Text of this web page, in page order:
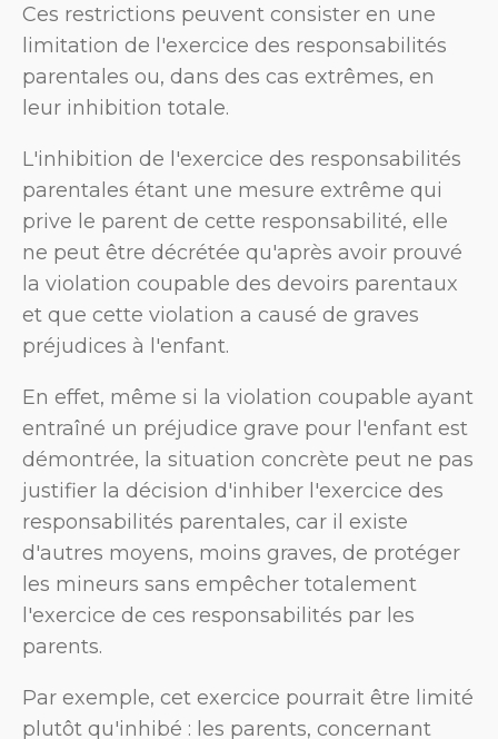
Ces restrictions peuvent consister en une
limitation de l'exercice des responsabilités
parentales ou, dans des cas extrêmes, en
leur inhibition totale.
L'inhibition de l'exercice des responsabilités
parentales étant une mesure extrême qui
prive le parent de cette responsabilité, elle
ne peut être décrétée qu'après avoir prouvé
la violation coupable des devoirs parentaux
et que cette violation a causé de graves
préjudices à l'enfant.
En effet, même si la violation coupable ayant
entraîné un préjudice grave pour l'enfant est
démontrée, la situation concrète peut ne pas
justifier la décision d'inhiber l'exercice des
responsabilités parentales, car il existe
d'autres moyens, moins graves, de protéger
les mineurs sans empêcher totalement
l'exercice de ces responsabilités par les
parents.
Par exemple, cet exercice pourrait être limité
plutôt qu'inhibé : les parents, concernant